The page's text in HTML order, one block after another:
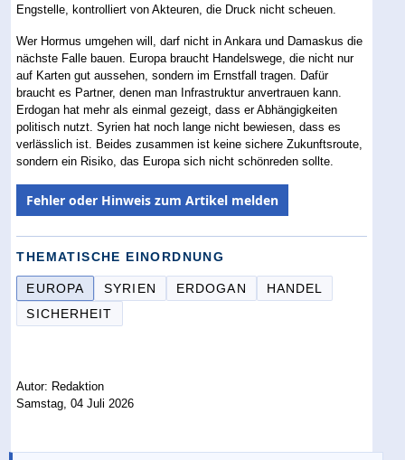
Engstelle, kontrolliert von Akteuren, die Druck nicht scheuen.
Wer Hormus umgehen will, darf nicht in Ankara und Damaskus die
nächste Falle bauen. Europa braucht Handelswege, die nicht nur
auf Karten gut aussehen, sondern im Ernstfall tragen. Dafür
braucht es Partner, denen man Infrastruktur anvertrauen kann.
Erdogan hat mehr als einmal gezeigt, dass er Abhängigkeiten
politisch nutzt. Syrien hat noch lange nicht bewiesen, dass es
verlässlich ist. Beides zusammen ist keine sichere Zukunftsroute,
sondern ein Risiko, das Europa sich nicht schönreden sollte.
Fehler oder Hinweis zum Artikel melden
THEMATISCHE EINORDNUNG
EUROPA SYRIEN ERDOGAN
HANDEL
SICHERHEIT
Autor: Redaktion
Samstag, 04 Juli 2026